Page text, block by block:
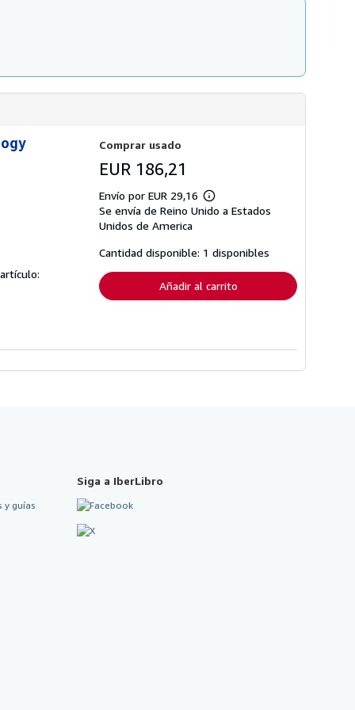
Comprar usado
EUR 186,21
Envío por EUR 29,16
Más
información
tarifas
de
envío
Se envía de Reino Unido a Estados
Unidos de America
Cantidad disponible: 1 disponibles
Añadir al carrito
y guías
Siga a IberLibro